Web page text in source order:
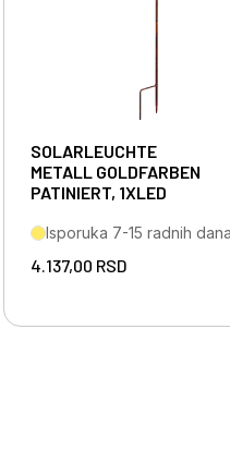
SOLARLEUCHTE
METALL GOLDFARBEN
PATINIERT, 1XLED
Isporuka 7-15 radnih dana
4.137,00 RSD